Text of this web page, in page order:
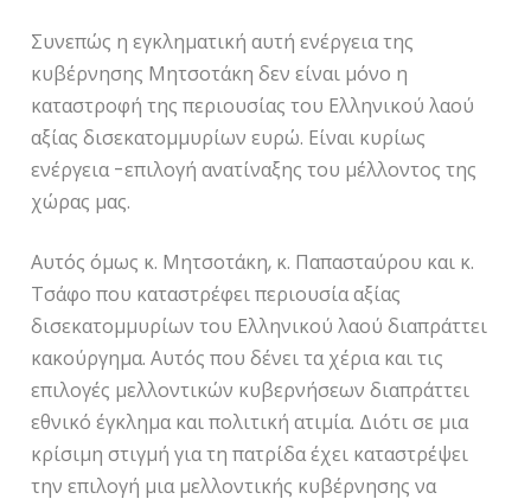
Συνεπώς η εγκληματική αυτή ενέργεια της
κυβέρνησης Μητσοτάκη δεν είναι μόνο η
καταστροφή της περιουσίας του Ελληνικού λαού
αξίας δισεκατομμυρίων ευρώ. Είναι κυρίως
ενέργεια -επιλογή ανατίναξης του μέλλοντος της
χώρας μας.
Αυτός όμως κ. Μητσοτάκη, κ. Παπασταύρου και κ.
Τσάφο που καταστρέφει περιουσία αξίας
δισεκατομμυρίων του Ελληνικού λαού διαπράττει
κακούργημα. Αυτός που δένει τα χέρια και τις
επιλογές μελλοντικών κυβερνήσεων διαπράττει
εθνικό έγκλημα και πολιτική ατιμία. Διότι σε μια
κρίσιμη στιγμή για τη πατρίδα έχει καταστρέψει
την επιλογή μια μελλοντικής κυβέρνησης να